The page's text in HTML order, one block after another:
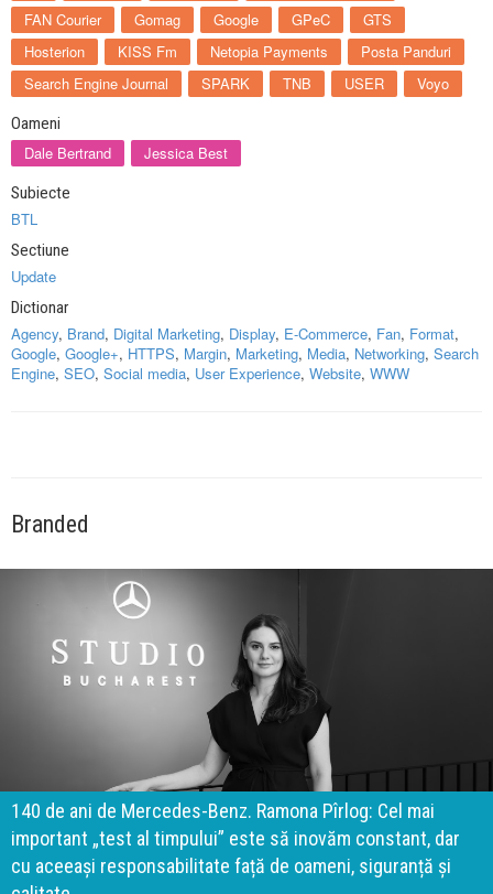
FAN Courier
Gomag Google GPeC
GTS
Hosterion
KISS Fm Netopia Payments
Posta Panduri
Search Engine Journal
SPARK TNB USER Voyo
Oameni
Dale Bertrand Jessica Best
Subiecte
BTL
Sectiune
Update
Dictionar
Agency, Brand, Digital Marketing, Display, E-Commerce, Fan, Format,
Google, Google+, HTTPS, Margin, Marketing, Media, Networking, Search
Engine, SEO, Social media, User Experience, Website, WWW
Branded
140 de ani de Mercedes-Benz. Ramona Pîrlog: Cel mai
important „test al timpului” este să inovăm constant, dar
cu aceeași responsabilitate față de oameni, siguranță și